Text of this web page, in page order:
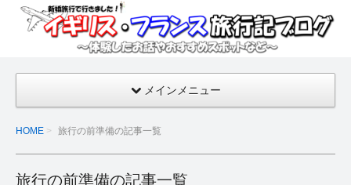
イギ
ンス
旅行
メインメニュー
HOME 旅行の前準備の記事一覧
旅行の前準備の記事一覧